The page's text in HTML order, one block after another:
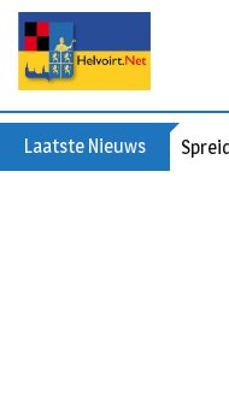
Laatste Nieuws